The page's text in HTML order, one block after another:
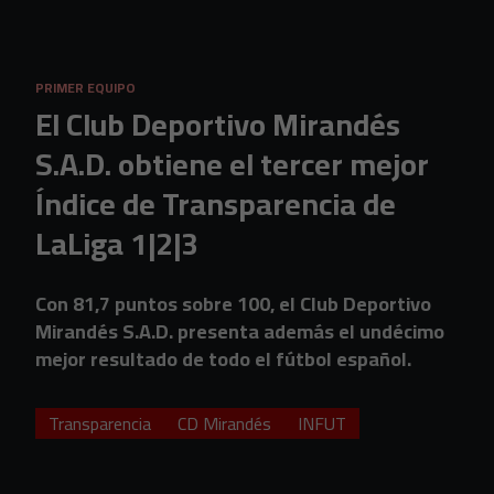
PRIMER EQUIPO
El Club Deportivo Mirandés
S.A.D. obtiene el tercer mejor
Índice de Transparencia de
LaLiga 1|2|3
Con 81,7 puntos sobre 100, el Club Deportivo
Mirandés S.A.D. presenta además el undécimo
mejor resultado de todo el fútbol español.
Transparencia CD Mirandés INFUT